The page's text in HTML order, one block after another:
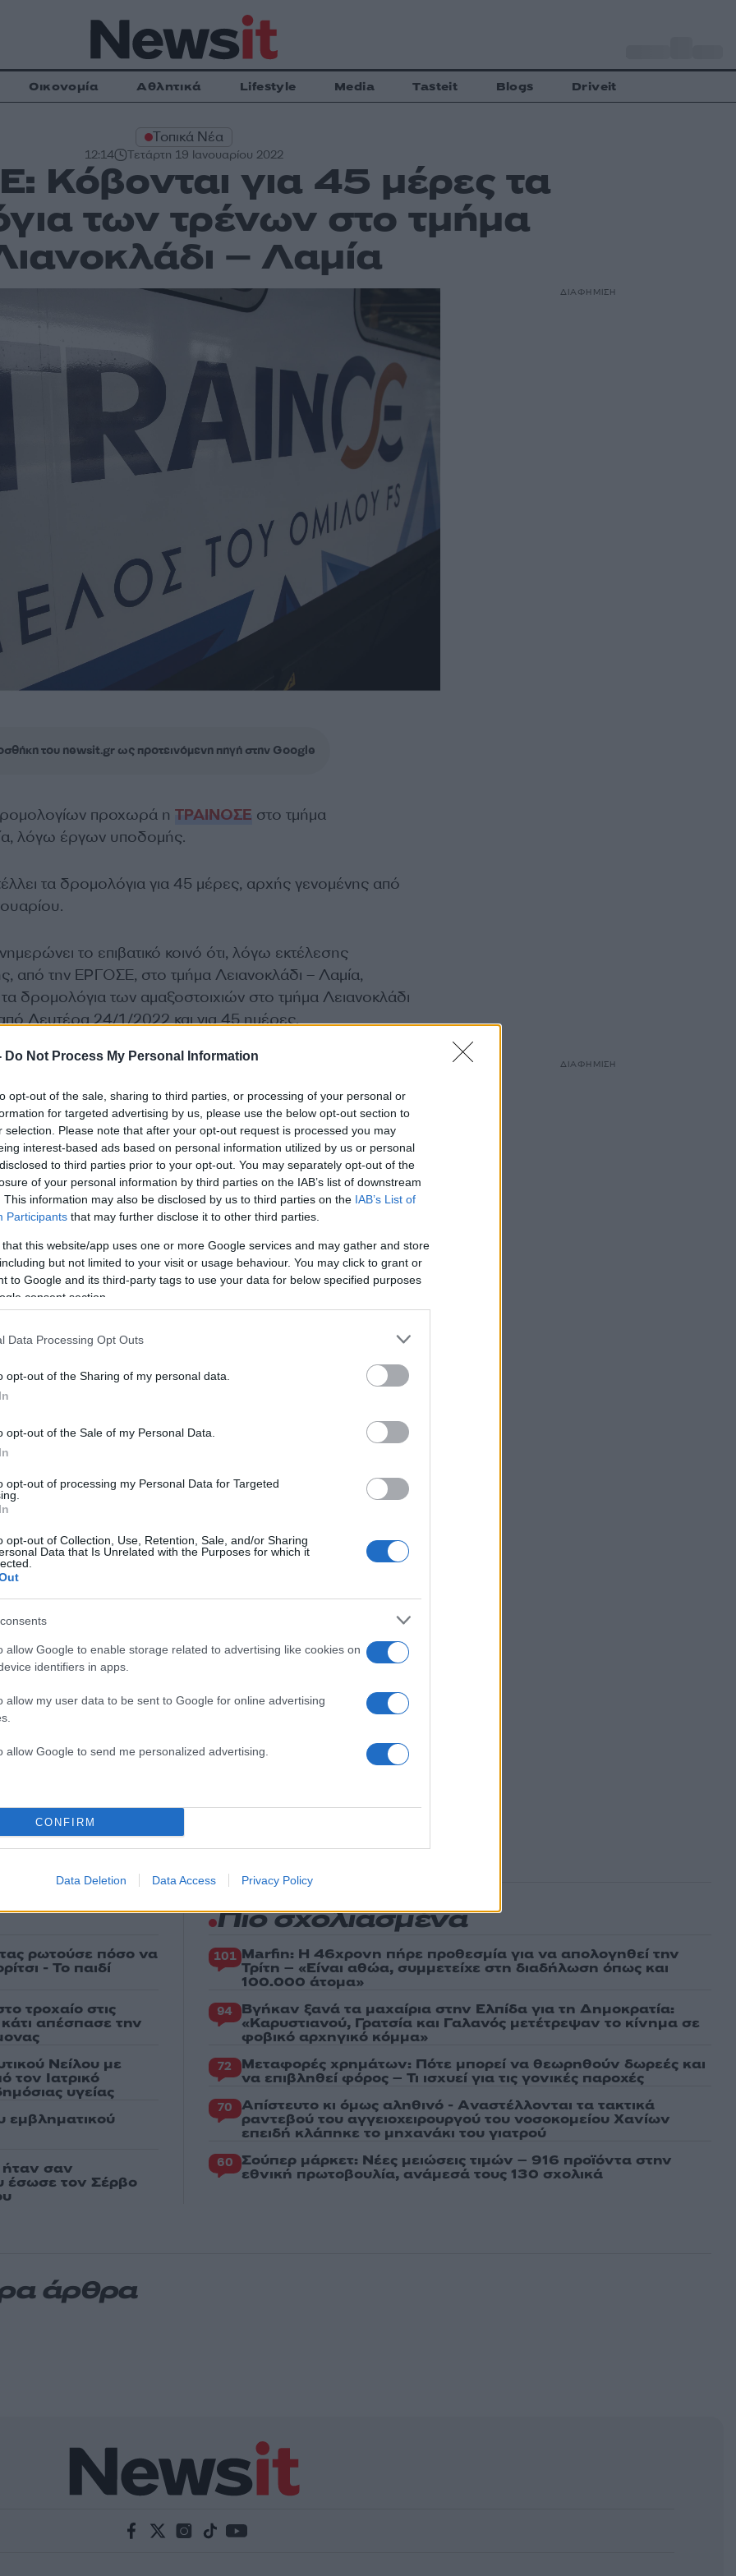
Do Not Process My Personal Information
opt-out of the sale, sharing to third parties, or processing of your personal or
for targeted advertising by us, please use the below opt-out section to
selection. Please note that after your opt-out request is processed you may
interest-based ads based on personal information utilized by us or personal
to third parties prior to your opt-out. You may separately opt-out of the
of your personal information by third parties on the IAB’s list of downstream
This information may also be disclosed by us to third parties on the IAB’s List of
Participants that may further disclose it to other third parties.
that this website/app uses one or more Google services and may gather and store
but not limited to your visit or usage behaviour. You may click to grant or
to Google and its third-party tags to use your data for below specified purposes
consent section.
Data Processing Opt Outs
opt-out of the Sharing of my personal data.
opt-out of the Sale of my Personal Data.
opt-out of processing my Personal Data for Targeted
opt-out of Collection, Use, Retention, Sale, and/or Sharing
Data that Is Unrelated with the Purposes for which it
allow Google to enable storage related to advertising like cookies on
identifiers in apps.
allow my user data to be sent to Google for online advertising
allow Google to send me personalized advertising.
CONFIRM
Data Deletion Data Access Privacy Policy
Οικονομία Αθλητικά Lifestyle Media Tasteit Blogs Driveit
Τοπικά Νέα
12:14 Τετάρτη 19 Ιανουαρίου 2022
Κόβονται για 45 μέρες τα
των τρένων στο τμήμα
– Λαμία
του newsit.gr ως προτεινόμενη πηγή στην Google
προχωρά η ΤΡΑΙΝΟΣΕ στο τμήμα
λόγω έργων υποδομής.
τα δρομολόγια για 45 μέρες, αρχής γενομένης από
το επιβατικό κοινό ότι, λόγω εκτέλεσης
από την ΕΡΓΟΣΕ, στο τμήμα Λειανοκλάδι – Λαμία,
δρομολόγια των αμαξοστοιχιών στο τμήμα Λειανοκλάδι
Δευτέρα 24/1/2022 και για 45 ημέρες.
Σχολίασε εδώ
50 /50
από reCAPTCHA, ισχύουνΠολιτική Απορρήτου& Όροι Χρήσης της
ΤΡΑΙΝΟΣΕ
ΤΡΕΝΟ
ΔΙΑΦΗΜΙΣΗ
ΔΙΑΦΗΜΙΣΗ
ρωτούσε πόσο να
- Το παιδί
τροχαίο στις
απέσπασε την
Νείλου με
τον Ιατρικό
υγείας
εμβληματικού
σαν
έσωσε τον Σέρβο
Πιο σχολιασμένα
101 Marfin: Η 46χρονη πήρε προθεσμία για να απολογηθεί την
Τρίτη – «Είναι αθώα, συμμετείχε στη διαδήλωση όπως και
100.000 άτομα»
94 Βγήκαν ξανά τα μαχαίρια στην Ελπίδα για τη Δημοκρατία:
«Καρυστιανού, Γρατσία και Γαλανός μετέτρεψαν το κίνημα σε
φοβικό αρχηγικό κόμμα»
72 Μεταφορές χρημάτων: Πότε μπορεί να θεωρηθούν δωρεές και
να επιβληθεί φόρος – Τι ισχυεί για τις γονικές παροχές
70 Απίστευτο κι όμως αληθινό - Aναστέλλονται τα τακτικά
ραντεβού του αγγειοχειρουργού του νοσοκομείου Χανίων
επειδή κλάπηκε το μηχανάκι του γιατρού
60 Σούπερ μάρκετ: Νέες μειώσεις τιμών – 916 προϊόντα στην
εθνική πρωτοβουλία, ανάμεσά τους 130 σχολικά
άρθρα